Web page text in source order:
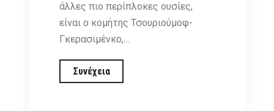
άλλες πιο περίπλοκες ουσίες,
είναι ο κομήτης Τσουριούμοφ-
Γκερασιμένκο,…
ΣυνέχειαΘανάσης